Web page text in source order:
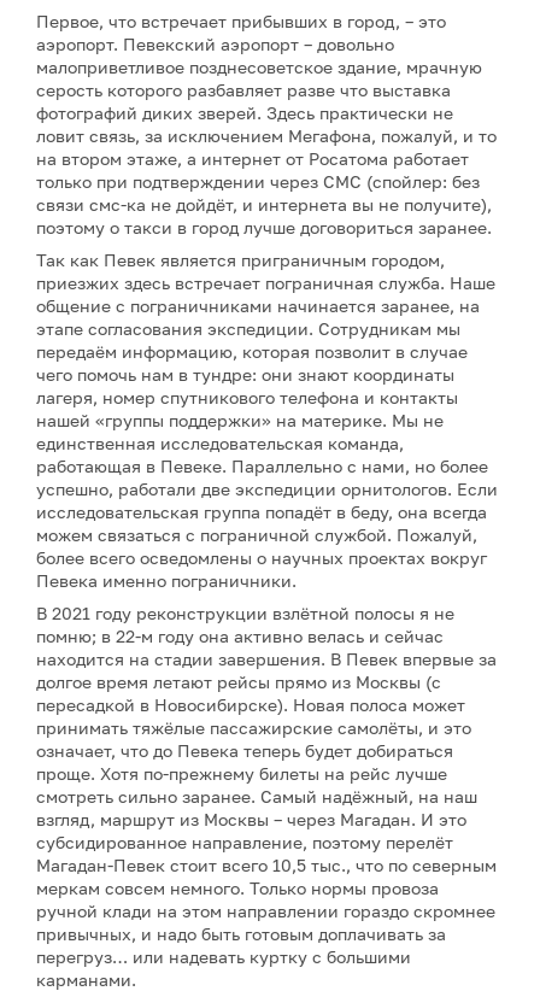
Первое, что встречает прибывших в город, – это
аэропорт. Певекский аэропорт – довольно
малоприветливое позднесоветское здание, мрачную
серость которого разбавляет разве что выставка
фотографий диких зверей. Здесь практически не
ловит связь, за исключением Мегафона, пожалуй, и то
на втором этаже, а интернет от Росатома работает
только при подтверждении через СМС (спойлер: без
связи смс-ка не дойдёт, и интернета вы не получите),
поэтому о такси в город лучше договориться заранее.
Так как Певек является приграничным городом,
приезжих здесь встречает пограничная служба. Наше
общение с пограничниками начинается заранее, на
этапе согласования экспедиции. Сотрудникам мы
передаём информацию, которая позволит в случае
чего помочь нам в тундре: они знают координаты
лагеря, номер спутникового телефона и контакты
нашей «группы поддержки» на материке. Мы не
единственная исследовательская команда,
работающая в Певеке. Параллельно с нами, но более
успешно, работали две экспедиции орнитологов. Если
исследовательская группа попадёт в беду, она всегда
можем связаться с пограничной службой. Пожалуй,
более всего осведомлены о научных проектах вокруг
Певека именно пограничники.
В 2021 году реконструкции взлётной полосы я не
помню; в 22-м году она активно велась и сейчас
находится на стадии завершения. В Певек впервые за
долгое время летают рейсы прямо из Москвы (с
пересадкой в Новосибирске). Новая полоса может
принимать тяжёлые пассажирские самолёты, и это
означает, что до Певека теперь будет добираться
проще. Хотя по-прежнему билеты на рейс лучше
смотреть сильно заранее. Самый надёжный, на наш
взгляд, маршрут из Москвы – через Магадан. И это
субсидированное направление, поэтому перелёт
Магадан-Певек стоит всего 10,5 тыс., что по северным
меркам совсем немного. Только нормы провоза
ручной клади на этом направлении гораздо скромнее
привычных, и надо быть готовым доплачивать за
перегруз… или надевать куртку с большими
карманами.